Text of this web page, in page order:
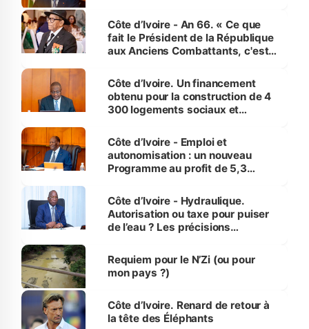
Côte d’Ivoire - An 66. « Ce que
fait le Président de la République
aux Anciens Combattants, c'est
Côte d’Ivoire. Un financement
obtenu pour la construction de 4
300 logements sociaux et
et Yamoussoukro
Côte d’Ivoire - Emploi et
autonomisation : un nouveau
Programme au profit de 5,3
Côte d’Ivoire - Hydraulique.
Autorisation ou taxe pour puiser
de l’eau ? Les précisions
Requiem pour le N’Zi (ou pour
mon pays ?)
Côte d’Ivoire. Renard de retour à
la tête des Éléphants